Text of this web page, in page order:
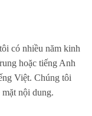
có nhiều năm kinh
hoặc tiếng Anh
Việt. Chúng tôi
nội dung.